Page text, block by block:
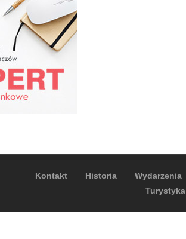
Kontakt Historia Wydarzenia
Turystyka